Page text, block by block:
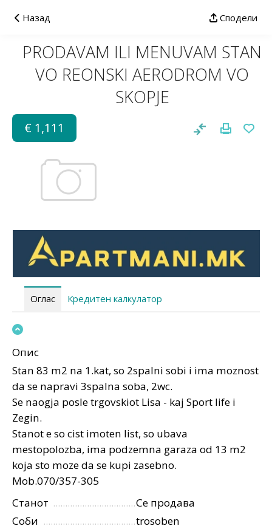
Назад Сподели
PRODAVAM ILI MENUVAM STAN
VO REONSKI AERODROM VO
SKOPJE
€ 1,111
Оглас Кредитен калкулатор
Опис
Stan 83 m2 na 1.kat, so 2spalni sobi i ima moznost
da se napravi 3spalna soba, 2wc.
Se naogja posle trgovskiot Lisa - kaj Sport life i
Zegin.
Stanot e so cist imoten list, so ubava
mestopolozba, ima podzemna garaza od 13 m2
koja sto moze da se kupi zasebno.
Mob.070/357-305
Станот
Се продава
Соби
trosoben